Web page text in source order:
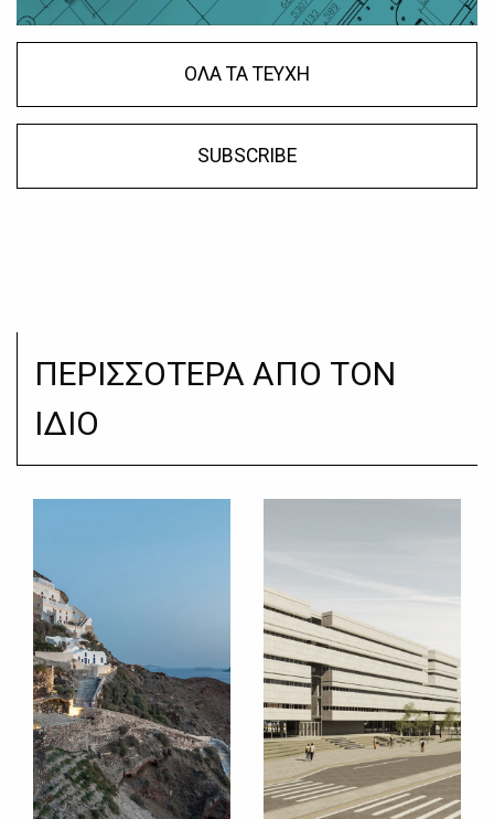
ΟΛΑ ΤΑ ΤΕΥΧΗ
SUBSCRIBE
ΠΕΡΙΣΣΟΤΕΡΑ ΑΠΟ ΤΟΝ
ΙΔΙΟ